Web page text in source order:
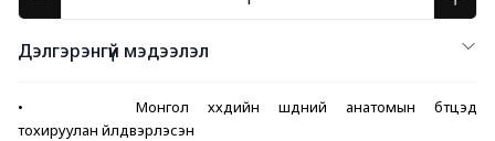
Дэлгэрэнгүй мэдээлэл
•      Монгол хүүхдийн шүдний анатомын бүтцэд
тохируулан үйлдвэрлэсэн